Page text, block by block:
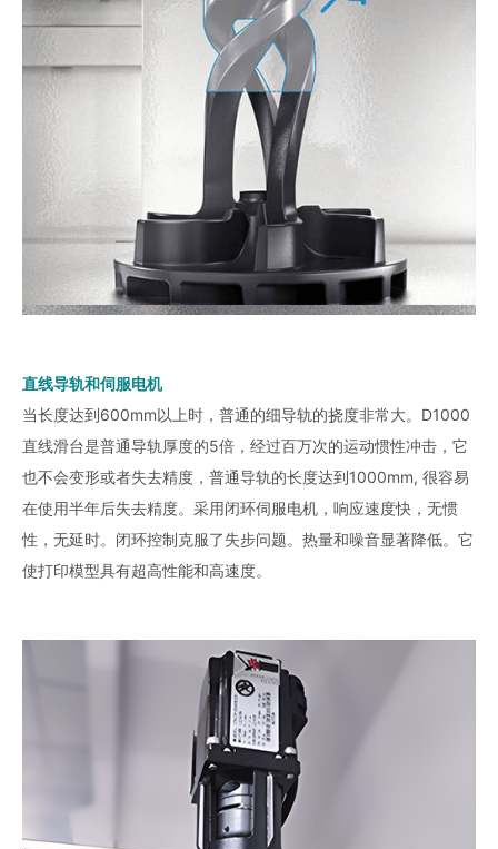
直线导轨和伺服电机
当长度达到600mm以上时，普通的细导轨的挠度非常大。D1000
直线滑台是普通导轨厚度的5倍，经过百万次的运动惯性冲击，它
也不会变形或者失去精度，普通导轨的长度达到1000mm, 很容易
在使用半年后失去精度。采用闭环伺服电机，响应速度快，无惯
性，无延时。闭环控制克服了失步问题。热量和噪音显著降低。它
使打印模型具有超高性能和高速度。